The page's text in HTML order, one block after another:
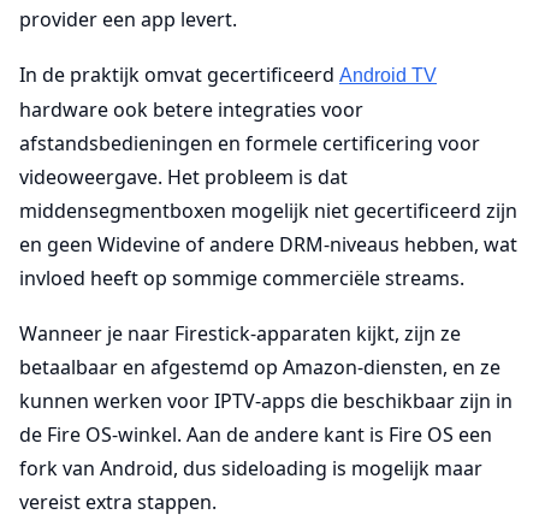
provider een app levert.
In de praktijk omvat gecertificeerd Android TV
hardware ook betere integraties voor
afstandsbedieningen en formele certificering voor
videoweergave. Het probleem is dat
middensegmentboxen mogelijk niet gecertificeerd zijn
en geen Widevine of andere DRM-niveaus hebben, wat
invloed heeft op sommige commerciële streams.
Wanneer je naar Firestick-apparaten kijkt, zijn ze
betaalbaar en afgestemd op Amazon-diensten, en ze
kunnen werken voor IPTV-apps die beschikbaar zijn in
de Fire OS-winkel. Aan de andere kant is Fire OS een
fork van Android, dus sideloading is mogelijk maar
vereist extra stappen.